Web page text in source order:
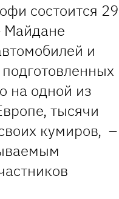
состоится 29
Майдане
и
на одной из
тысячи
кумиров, –